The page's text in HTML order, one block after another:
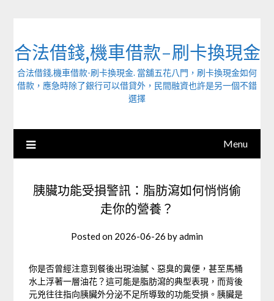
合法借錢,機車借款-刷卡換現金
合法借錢,機車借款-刷卡換現金. 當舖五花八門，刷卡換現金如何
借款，應急時除了銀行可以借貸外，民間融資也許是另一個不錯
選擇
Menu
胰臟功能受損警訊：脂肪瀉如何悄悄偷
走你的營養？
Posted on 2026-06-26 byadmin
你是否曾經注意到餐後出現油膩、惡臭的糞便，甚至馬桶
水上浮著一層油花？這可能是脂肪瀉的典型表現，而背後
元兇往往指向胰臟外分泌不足所導致的功能受損。胰臟是